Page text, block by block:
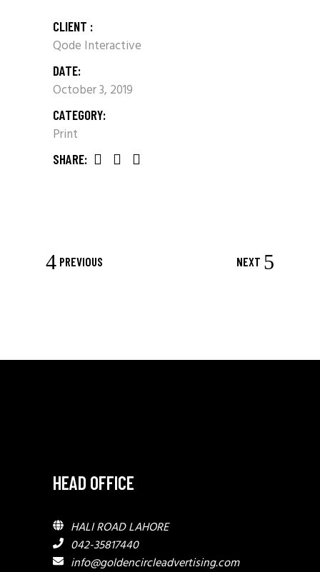
CLIENT :
Qode Interactive
DATE:
October 3, 2019
CATEGORY:
Print
SHARE:
PREVIOUS NEXT
HEAD OFFICE
HALI ROAD LAHORE
042-35817440
info@goldencircleadvertising.com